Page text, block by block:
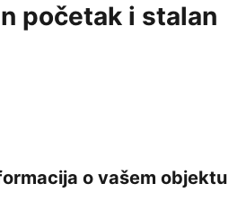
početak i stalan
o vašem objektu